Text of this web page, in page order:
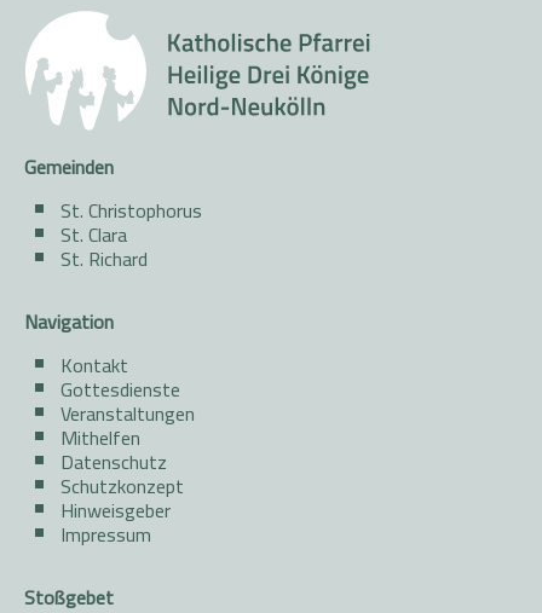
Gemeinden
St. Christophorus
St. Clara
St. Richard
Navigation
Kontakt
Gottesdienste
Veranstaltungen
Mithelfen
Datenschutz
Schutzkonzept
Hinweisgeber
Impressum
Stoßgebet